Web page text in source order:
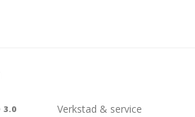
3.0 Verkstad & service